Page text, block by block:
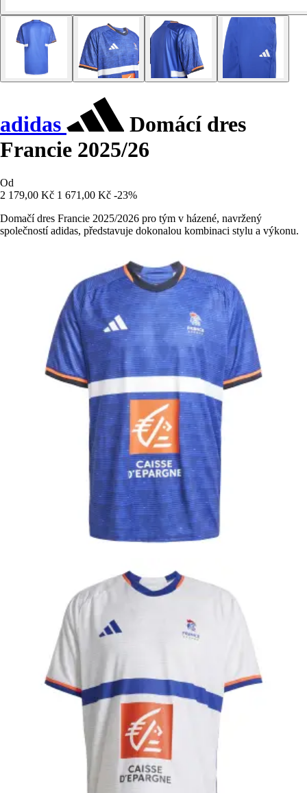
adidas
Domácí dres
Francie 2025/26
Od
2 179,00 Kč 1 671,00 Kč -23%
Domačí dres Francie 2025/2026 pro tým v házené, navržený
společností adidas, představuje dokonalou kombinaci stylu a výkonu.